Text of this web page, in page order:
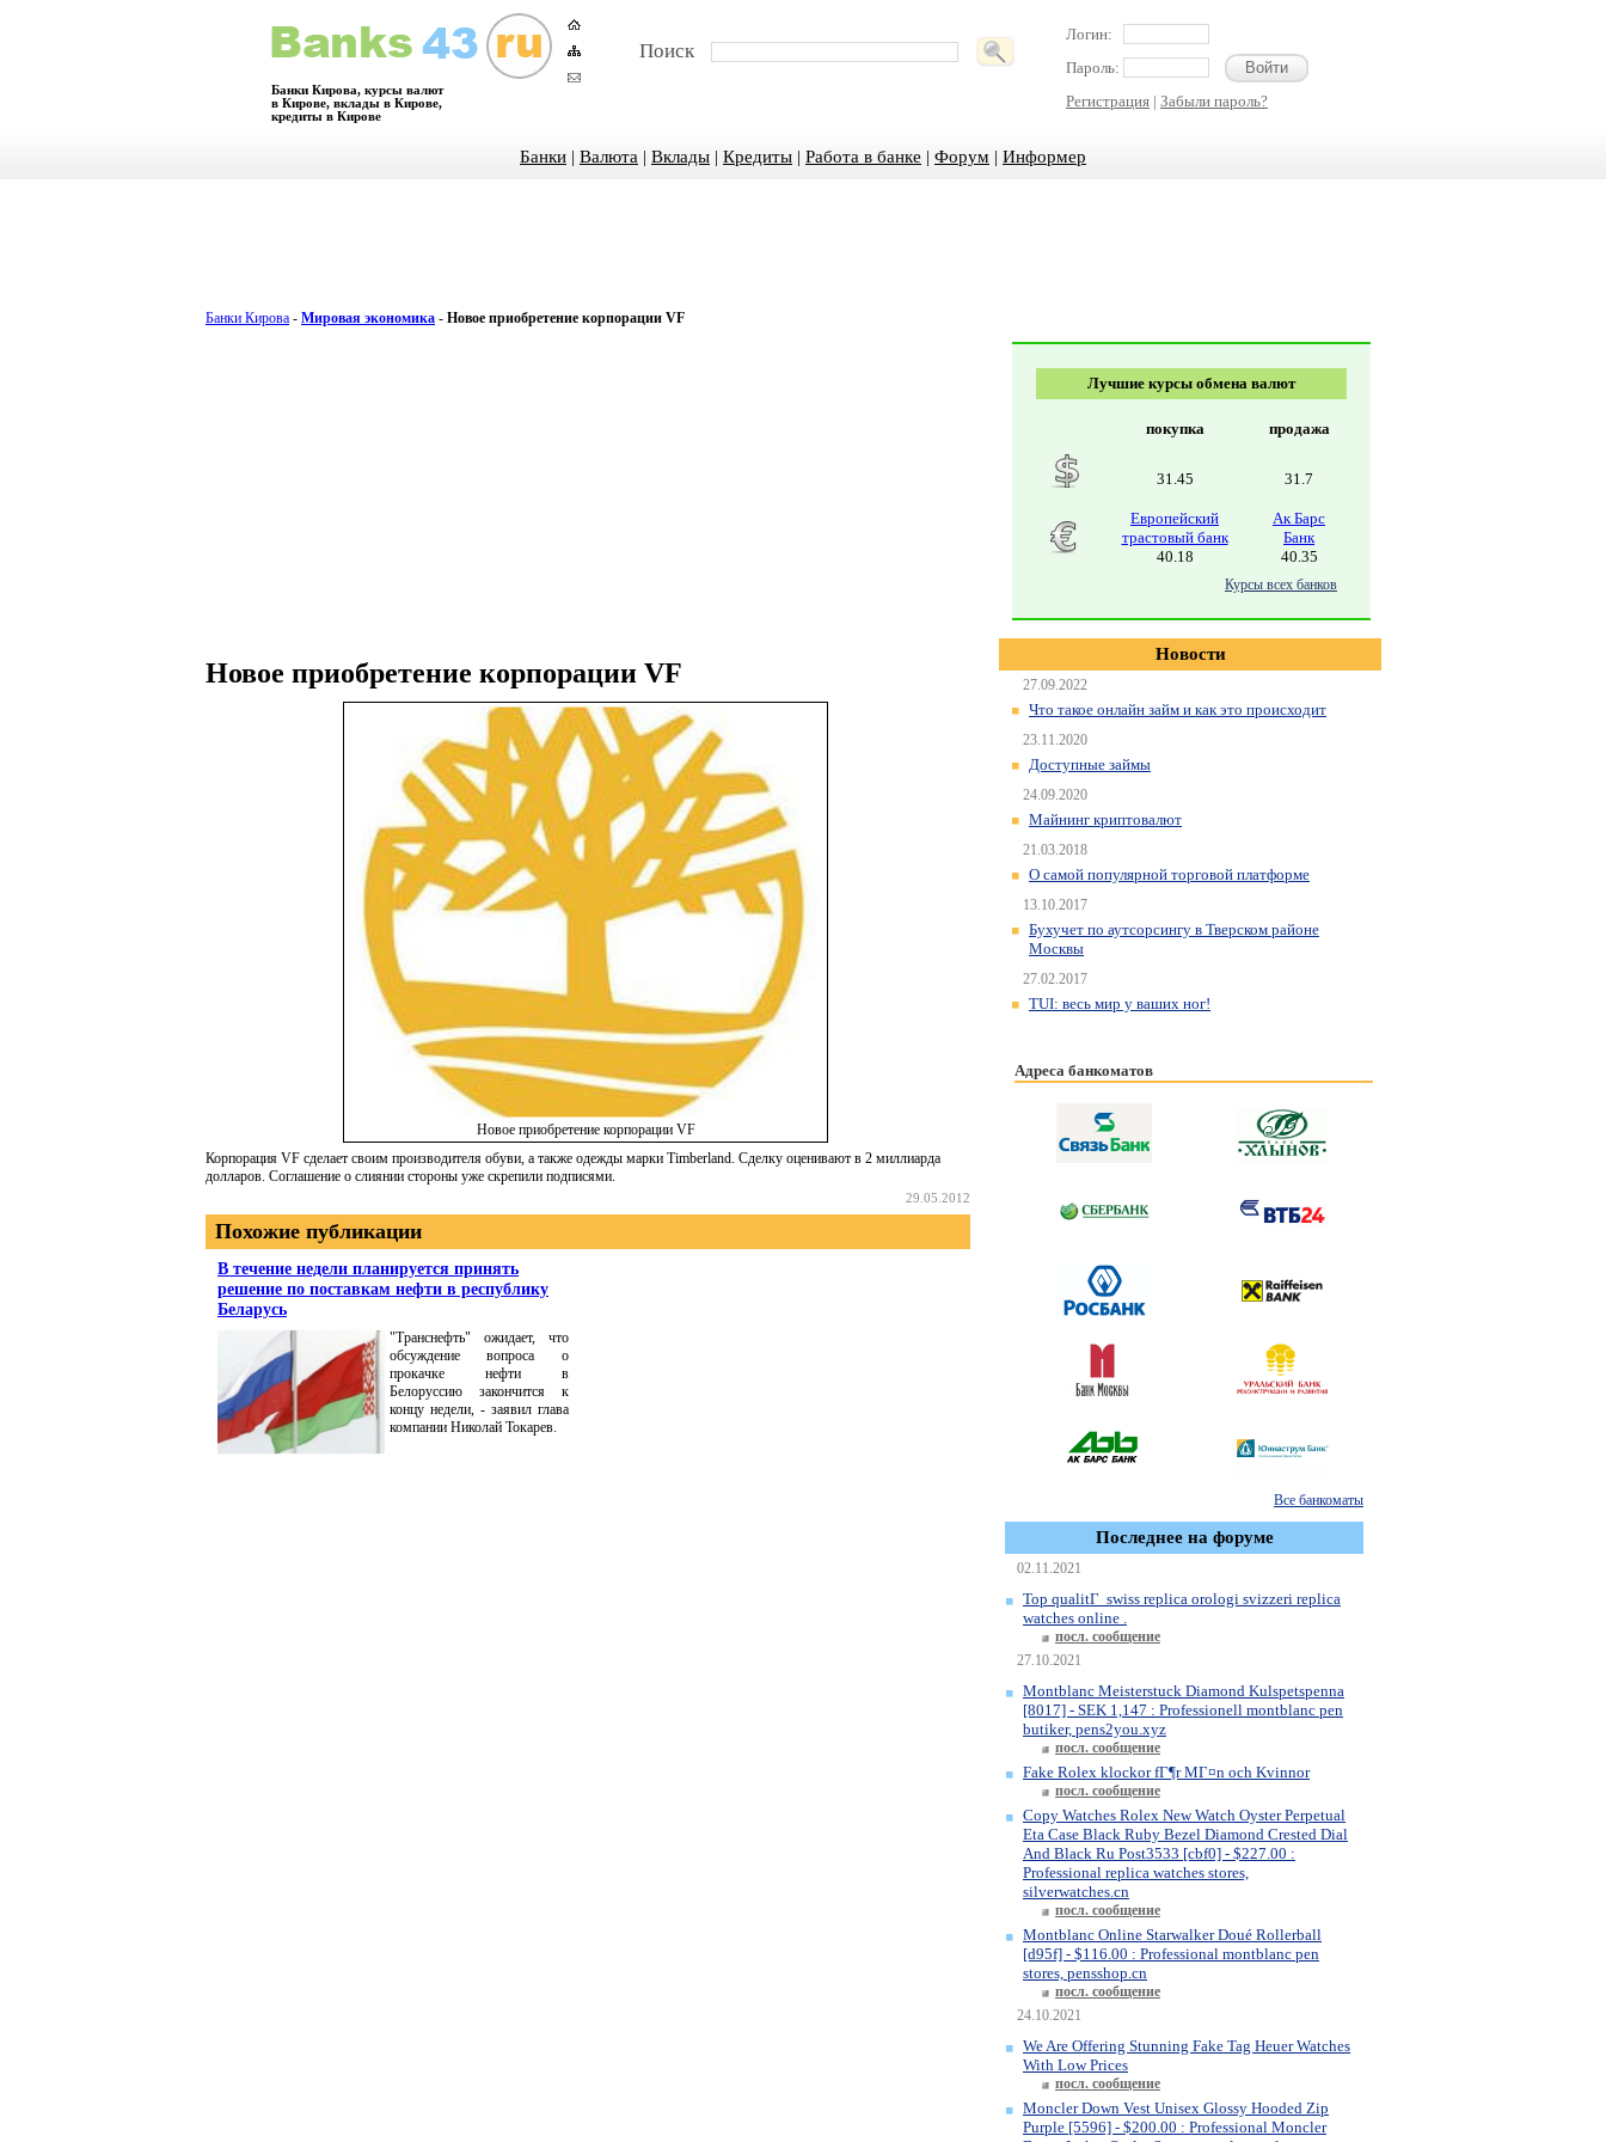
Банки Кирова, курсы валют
в Кирове, вклады в Кирове,
кредиты в Кирове
Поиск
Логин:
Пароль:
Регистрация | Забыли пароль?
Банки | Валюта | Вклады | Кредиты | Работа в банке | Форум | Информер
Банки Кирова - Мировая экономика - Новое приобретение корпорации VF
Новое приобретение корпорации VF
Новое приобретение корпорации VF
Корпорация VF сделает своим производителя обуви, а также одежды марки Timberland. Сделку оценивают в 2 миллиарда
долларов. Соглашение о слиянии стороны уже скрепили подписями.
29.05.2012
Похожие публикации
В течение недели планируется принять
решение по поставкам нефти в республику
Беларусь
"Транснефть" ожидает, что
обсуждение вопроса о
прокачке нефти в
Белоруссию закончится к
концу недели, - заявил глава
компании Николай Токарев.
Лучшие курсы обмена валют
покупка продажа
31.45 31.7
Европейский
трастовый банк
40.18
Ак Барс
Банк
40.35
Курсы всех банков
Новости
27.09.2022
Что такое онлайн займ и как это происходит
23.11.2020
Доступные займы
24.09.2020
Майнинг криптовалют
21.03.2018
О самой популярной торговой платформе
13.10.2017
Бухучет по аутсорсингу в Тверском районе
Москвы
27.02.2017
TUI: весь мир у ваших ног!
Адреса банкоматов
Все банкоматы
Последнее на форуме
02.11.2021
Top qualitГ swiss replica orologi svizzeri replica
watches online .
посл. сообщение
27.10.2021
Montblanc Meisterstuck Diamond Kulspetspenna
[8017] - SEK 1,147 : Professionell montblanc pen
butiker, pens2you.xyz
посл. сообщение
Fake Rolex klockor fГ¶r MГ¤n och Kvinnor
посл. сообщение
Copy Watches Rolex New Watch Oyster Perpetual
Eta Case Black Ruby Bezel Diamond Crested Dial
And Black Ru Post3533 [cbf0] - $227.00 :
Professional replica watches stores,
silverwatches.cn
посл. сообщение
Montblanc Online Starwalker Doué Rollerball
[d95f] - $116.00 : Professional montblanc pen
stores, pensshop.cn
посл. сообщение
24.10.2021
We Are Offering Stunning Fake Tag Heuer Watches
With Low Prices
посл. сообщение
Moncler Down Vest Unisex Glossy Hooded Zip
Purple [5596] - $200.00 : Professional Moncler